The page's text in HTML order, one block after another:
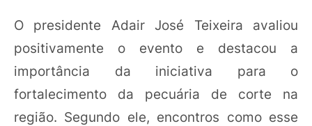
O presidente Adair José Teixeira avaliou
positivamente o evento e destacou a
importância da iniciativa para o
fortalecimento da pecuária de corte na
região. Segundo ele, encontros como esse